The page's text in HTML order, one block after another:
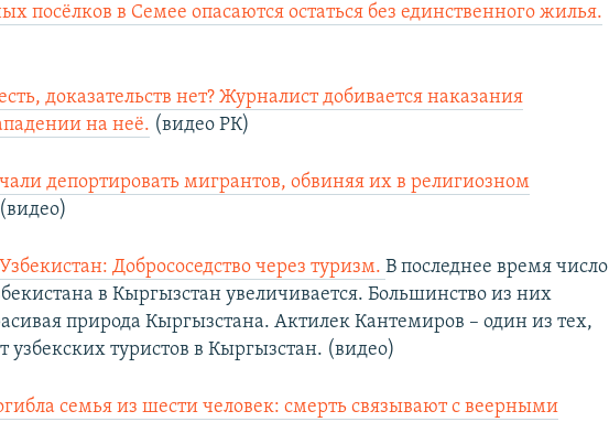
посёлков в Семее опасаются остаться без единственного жилья.
доказательств нет? Журналист добивается наказания
на неё. (видео РК)
депортировать мигрантов, обвиняя их в религиозном
(видео)
Добрососедство через туризм.В последнее время число
в Кыргызстан увеличивается. Большинство из них
природа Кыргызстана. Актилек Кантемиров – один из тех,
узбекских туристов в Кыргызстан. (видео)
семья из шести человек: смерть связывают с веерными